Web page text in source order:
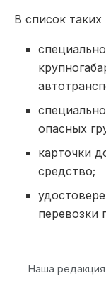
В список
опасных
карточки
средство;
перевозки
Наша редакция